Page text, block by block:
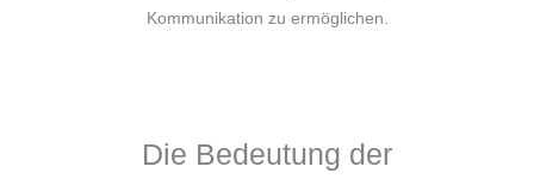
Kommunikation zu ermöglichen.
Die Bedeutung der